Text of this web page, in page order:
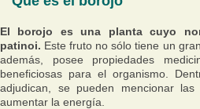
El borojo es una planta cuyo
patinoi. Este fruto no sólo tiene un
además, posee propiedades
beneficiosas para el organismo.
adjudican, se pueden mencionar
aumentar la energía.